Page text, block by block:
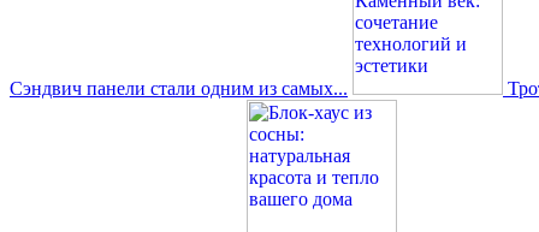
Сэндвич панели стали одним из самых...